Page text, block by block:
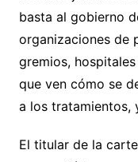
basta al gobierno
organizaciones de
gremios,
que ven cómo se
a los tratamientos,
El titular de la